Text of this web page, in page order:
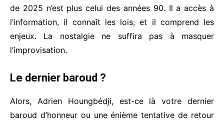
de 2025 n’est plus celui des années 90. Il a accès à
l’information, il connaît les lois, et il comprend les
enjeux. La nostalgie ne suffira pas à masquer
l’improvisation.
Le dernier baroud ?
Alors, Adrien Houngbédji, est-ce là votre dernier
baroud d’honneur ou une énième tentative de retour